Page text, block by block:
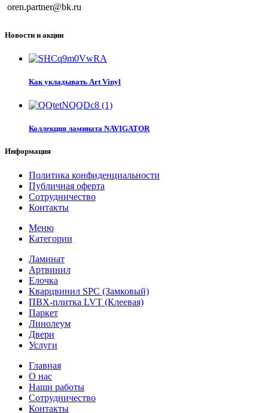
oren.partner@bk.ru
Новости и акции
Как укладывать Art Vinyl
Коллекция ламината NAVIGATOR
Информация
Политика конфиденциальности
Публичная оферта
Сотрудничество
Контакты
Меню
Категории
Ламинат
Артвинил
Елочка
Кварцвинил SPC (Замковый)
ПВХ-плитка LVT (Клеевая)
Паркет
Линолеум
Двери
Услуги
Главная
О нас
Наши работы
Сотрудничество
Контакты